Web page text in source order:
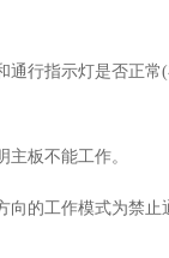
行指示灯是否正
板不能工作。
的工作模式为禁